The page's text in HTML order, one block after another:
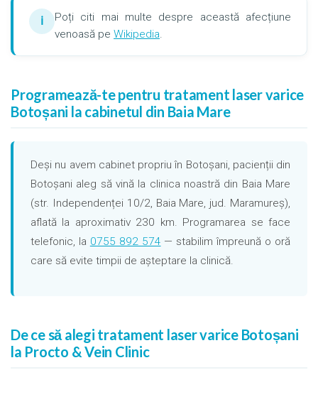
ℹ
Poți citi mai multe despre această afecțiune
venoasă pe Wikipedia.
Programează-te pentru tratament laser varice
Botoșani la cabinetul din Baia Mare
Deși nu avem cabinet propriu în Botoșani, pacienții din
Botoșani aleg să vină la clinica noastră din Baia Mare
(str. Independenței 10/2, Baia Mare, jud. Maramureș),
aflată la aproximativ 230 km. Programarea se face
telefonic, la 0755 892 574 — stabilim împreună o oră
care să evite timpii de așteptare la clinică.
De ce să alegi tratament laser varice Botoșani
la Procto & Vein Clinic